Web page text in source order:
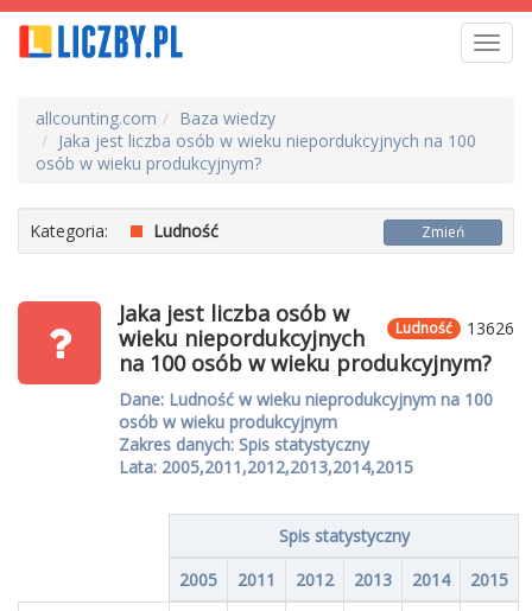
allcounting.com
Baza wiedzy
Jaka jest liczba osób w wieku niepordukcyjnych na 100
osób w wieku produkcyjnym?
Kategoria: Ludność Zmień
13626
Ludność
Jaka jest liczba osób w
wieku niepordukcyjnych
na 100 osób w wieku produkcyjnym?
Dane: Ludność w wieku nieprodukcyjnym na 100
osób w wieku produkcyjnym
Zakres danych: Spis statystyczny
Lata: 2005,2011,2012,2013,2014,2015
Spis statystyczny
2005
2011 2012 2013 2014
2015